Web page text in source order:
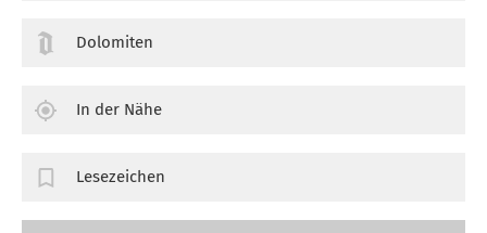
Dolomiten
In der Nähe
Lesezeichen